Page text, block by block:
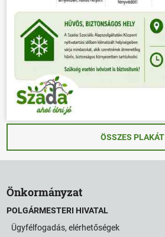
ÖSSZES PLAKÁT
Önkormányzat
POLGÁRMESTERI HIVATAL
Ügyfélfogadás, elérhetőségek